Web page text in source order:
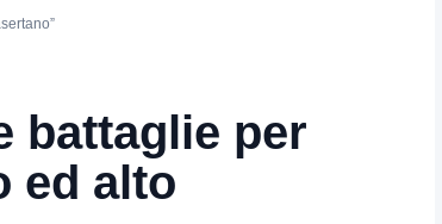
battaglie per
ed alto